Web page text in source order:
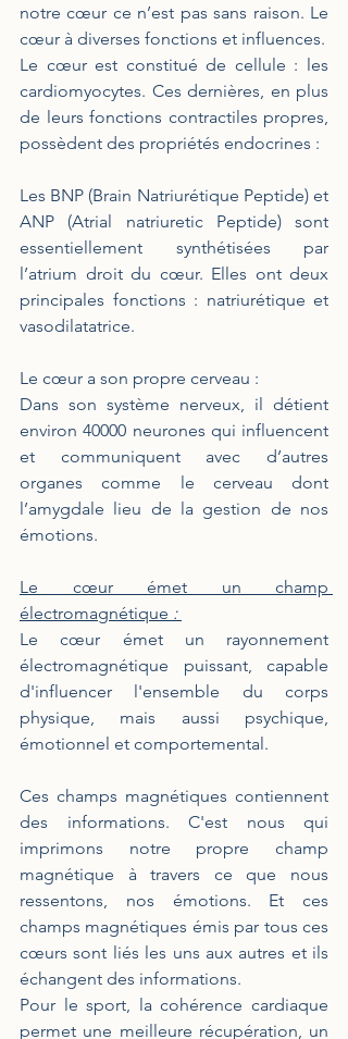
notre cœur ce n’est pas sans raison. Le
cœur à diverses fonctions et influences.
Le cœur est constitué de cellule : les
cardiomyocytes. Ces dernières, en plus
de leurs fonctions contractiles propres,
possèdent des propriétés endocrines :
Les BNP (Brain Natriurétique Peptide) et
ANP (Atrial natriuretic Peptide) sont
essentiellement synthétisées par
l’atrium droit du cœur. Elles ont deux
principales fonctions : natriurétique et
vasodilatatrice.
Le cœur a son propre cerveau :
Dans son système nerveux, il détient
environ 40000 neurones qui influencent
et communiquent avec d’autres
organes comme le cerveau dont
l’amygdale lieu de la gestion de nos
émotions.
Le cœur émet un champ
électromagnétique :
Le cœur émet un rayonnement
électromagnétique puissant, capable
d'influencer l'ensemble du corps
physique, mais aussi psychique,
émotionnel et comportemental.
Ces champs magnétiques contiennent
des informations. C'est nous qui
imprimons notre propre champ
magnétique à travers ce que nous
ressentons, nos émotions. Et ces
champs magnétiques émis par tous ces
cœurs sont liés les uns aux autres et ils
échangent des informations.
Pour le sport, la cohérence cardiaque
permet une meilleure récupération, un